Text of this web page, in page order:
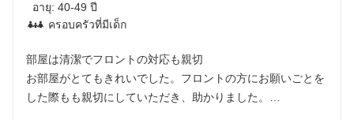
อายุ: 40-49 ปี
ครอบครัวที่มีเด็ก
部屋は清潔でフロントの対応も親切
お部屋がとてもきれいでした。フロントの方にお願いごとを
した際もも親切にしていただき、助かりました。